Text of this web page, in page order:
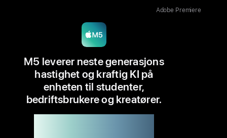
Adobe Premiere
M5 leverer neste gene­rasjons
hastighet og kraftig KI på
enheten til studenter,
bedriftsbrukere og kreatører.